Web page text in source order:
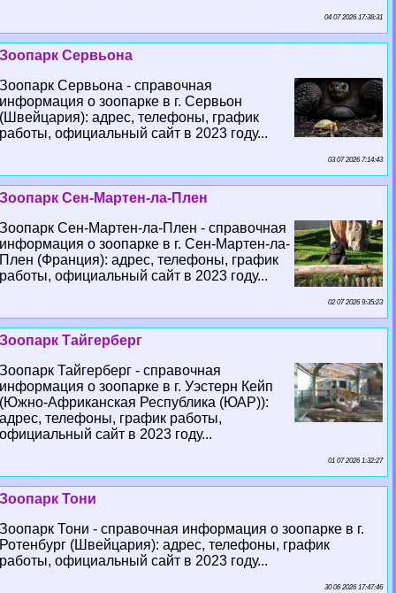
04 07 2026 17:38:31
Зоопарк Сервьона
Зоопарк Сервьона - справочная
информация о зоопарке в г. Сервьон
(Швейцария): адрес, телефоны, график
работы, официальный сайт в 2023 году...
03 07 2026 7:14:43
Зоопарк Сен-Мартен-ла-Плен
Зоопарк Сен-Мартен-ла-Плен - справочная
информация о зоопарке в г. Сен-Мартен-ла-
Плен (Франция): адрес, телефоны, график
работы, официальный сайт в 2023 году...
02 07 2026 9:35:23
Зоопарк Тайгерберг
Зоопарк Тайгерберг - справочная
информация о зоопарке в г. Уэстерн Кейп
(Южно-Африканская Республика (ЮАР)):
адрес, телефоны, график работы,
официальный сайт в 2023 году...
01 07 2026 1:32:27
Зоопарк Тони
Зоопарк Тони - справочная информация о зоопарке в г.
Ротенбург (Швейцария): адрес, телефоны, график
работы, официальный сайт в 2023 году...
30 06 2026 17:47:46